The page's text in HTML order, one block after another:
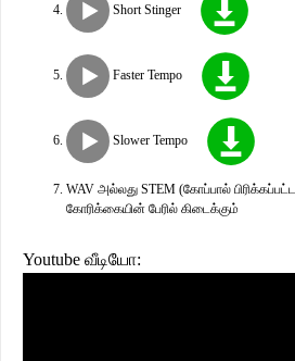
Short Stinger
Faster Tempo
Slower Tempo
WAV அல்லது STEM (கோப்பால்
கோரிக்கையின் பேரில் கிடைக்கும்
Youtube வீடியோ: